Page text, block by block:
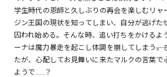
コミックパルフェ
学生時代の恩師と久しぶりの再会を楽しむリャ
ジン王国の現状を知ってしまい、自分が逃げた
囚われ始める。そんな時、追い打ちをかけるよ
ーナは魔力暴走を起こし体調を崩してしまう――
たが、心配してお見舞いに来たマルクの言葉で
ようで……？